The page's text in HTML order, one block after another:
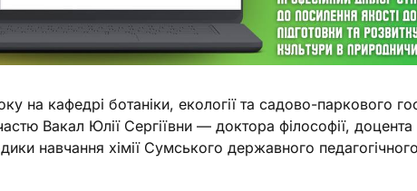
на кафедрі ботаніки, екології та садово-паркового
Вакал Юлії Сергіївни — доктора філософії, доцента
навчання хімії Сумського державного